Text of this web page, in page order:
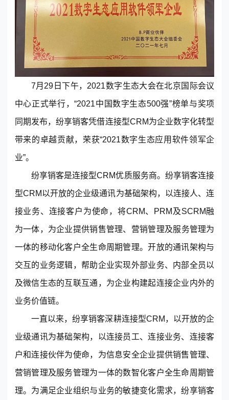
东莞客服热线
18929299059
(每天：8:00 — 22:00 全年无休)
购买咨询 售后服务
© 2013-2023 scrm.com All Rights Reserved
7月29日下午，2021数字生态大会在北京国际会议
中心正式举行，“2021中国数字生态500强”榜单与奖项
同期发布，纷享销客凭借连接型CRM为企业数字化转型
带来的卓越贡献，荣获“2021数字生态应用软件领军企
业”。
纷享销客是连接型CRM优质服务商。 纷享销客连接
型CRM以开放的企业级通讯为基础架构，以连接人、连
接业务、连接客户为使命，将CRM、PRM及SCRM融
为一体，为企业提供销售管理、 营销管理及服务管理为
一体的移动化客户全生命周期管理。开放的通讯架构与
交互的业务逻辑，帮助企业实现外部业务、内部全员以
及微信生态的互联互通，为企业构建起连接企业内外的
业务价值链。
一直以来，纷享销客深耕连接型CRM ，以开放的企
业级通讯为基础架构，以连接员工、连接业务、连接客
户和连接伙伴为使命，为信息安全企业提供销售管理、
营销管理及服务管理为一体的数智化客户全生命周期管
理。为满足企业组织与业务的敏捷变化需求，纷享销客